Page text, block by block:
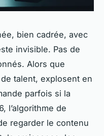
bien cadrée, avec
invisible. Pas de
Alors que
talent, explosent en
parfois si la
l’algorithme de
regarder le contenu